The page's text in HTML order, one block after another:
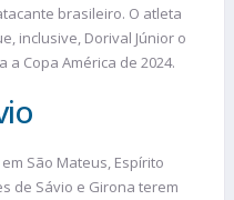
brasileiro. O atleta
inclusive, Dorival Júnior o
Copa América de 2024.
São Mateus, Espírito
de Sávio e Girona terem